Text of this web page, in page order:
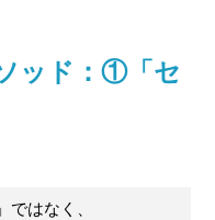
ッド：①「セ
はなく、